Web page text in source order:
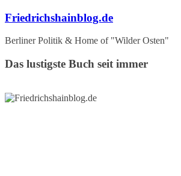
Zum
springen
Friedrichshainblog.de
Berliner Politik & Home of "Wilder Osten"
Das lustigste Buch seit immer